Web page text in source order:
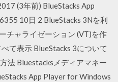
(3年前) BlueStacks App
10日 2 BlueStacks 3Nを利
チャライゼーション (VT)を作
て表示 BlueStacks 3について
法 Bluestacksメディアマネー
App Player for Windows